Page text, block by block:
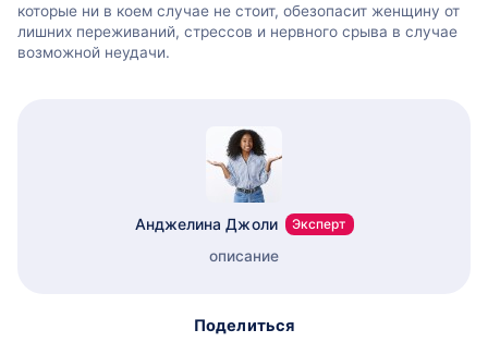
которые ни в коем случае не стоит, обезопасит женщину от
лишних переживаний, стрессов и нервного срыва в случае
возможной неудачи.
Анджелина Джоли Эксперт
описание
Поделиться